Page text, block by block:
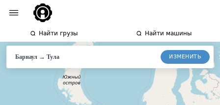
Найти грузы Найти машины
Барнаул →Тула ИЗМЕНИТЬ